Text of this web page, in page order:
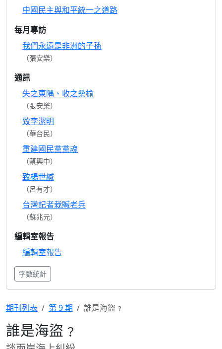
中國民主與和平統一之道路
每月專訪
我們永遠是非洲的子孫
（張安樂）
通訊
失之東隅、收之桑榆
（張安樂）
致李潔明
（華台民）
重建國民黨黨魂
（蔡興中）
致楊世緘
（呂有才）
台灣記者栽贓老兵
（蘇兆元）
編輯室報告
編輯室報告
字數統計
期刊列表 第 9 期 誰是海盜﹖
誰是海盜﹖